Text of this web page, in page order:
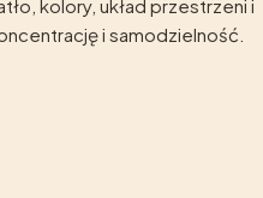
kolory, układ przestrzeni i
i samodzielność.